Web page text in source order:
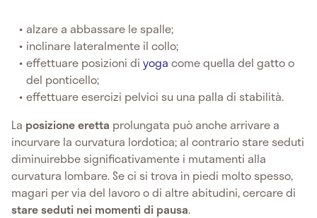
alzare a abbassare le spalle;
inclinare lateralmente il collo;
effettuare posizioni diyogacome quella del gatto o
del ponticello;
effettuare esercizi pelvici su una palla di stabilità.
La posizione eretta prolungata può anche arrivare a
incurvare la curvatura lordotica; al contrario stare seduti
diminuirebbe significativamente i mutamenti alla
curvatura lombare. Se ci si trova in piedi molto spesso,
magari per via del lavoro o di altre abitudini, cercare di
stare seduti nei momenti di pausa.